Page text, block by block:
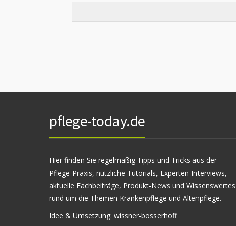
pflege-today.de
Hier finden Sie regelmäßig Tipps und Tricks aus der
Pflege-Praxis, nützliche Tutorials, Experten-Interviews,
aktuelle Fachbeiträge, Produkt-News und Wissenswertes
rund um die Themen Krankenpflege und Altenpflege.
Idee & Umsetzung: wissner-bosserhoff